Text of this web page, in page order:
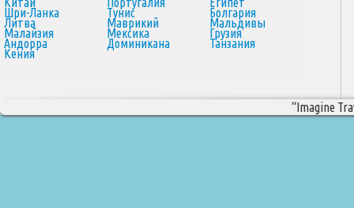
Шри-Ланка Тунис Болгария
Литва Маврикий Мальдивы
Малайзия Мексика Грузия
Андорра Доминикана Танзания
Кения
“Imagine